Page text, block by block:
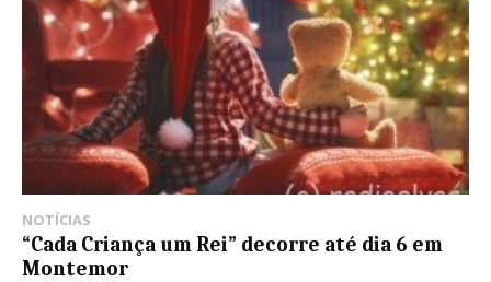
NOTÍCIAS
“Cada Criança um Rei” decorre até dia 6 em
Montemor